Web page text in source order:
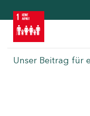
Unser Beitrag für